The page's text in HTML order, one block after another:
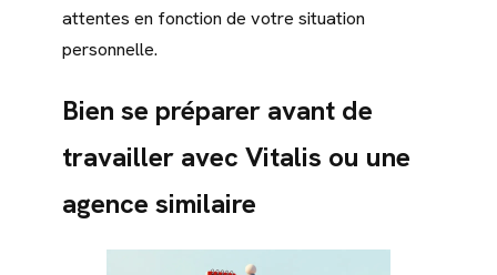
attentes en fonction de votre situation
personnelle.
Bien se préparer avant de
travailler avec Vitalis ou une
agence similaire